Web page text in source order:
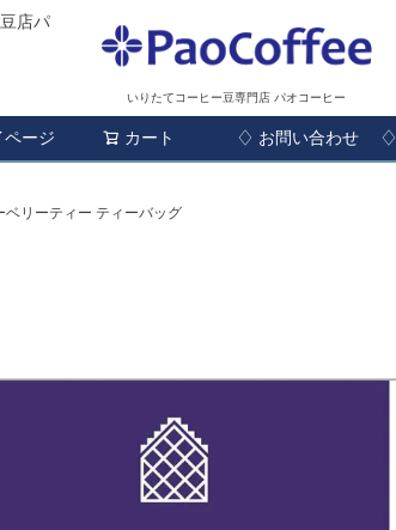
店パ
いりたてコーヒー豆専門店 パオコーヒー
ページ カート ♢ お問い合わせ ♢
検索
ベリーティー ティーバッグ